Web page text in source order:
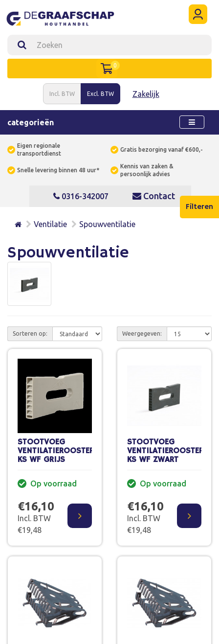
Filteren
Incl. BTW Excl. BTW Zakelijk
0
categorieën
Eigen regionale
transportdienst
Gratis bezorging vanaf €600,-
Snelle levering binnen 48 uur*
Kennis van zaken &
persoonlijk advies
0316-342007 Contact
Ventilatie Spouwventilatie
Spouwventilatie
Sorteren op: Weergegeven:
STOOTVOEG
VENTILATIEROOSTER
KS WF GRIJS
Op voorraad
€16,10
Incl. BTW
€19,48
STOOTVOEG
VENTILATIEROOSTER
KS WF ZWART
Op voorraad
€16,10
Incl. BTW
€19,48